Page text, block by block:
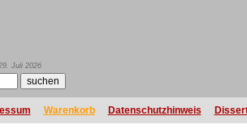
Juli 2026
Warenkorb Datenschutzhinweis